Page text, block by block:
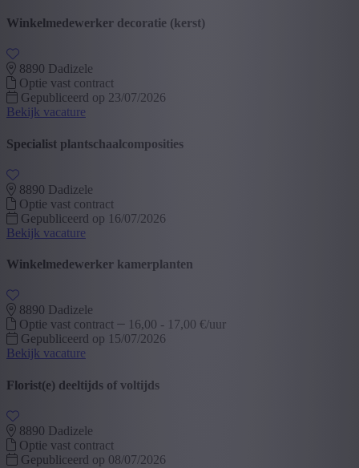
Winkelmedewerker decoratie (kerst)
8890 Dadizele
Optie vast contract
Gepubliceerd op 23/07/2026
Bekijk vacature
Specialist plantschaalcomposities
8890 Dadizele
Optie vast contract
Gepubliceerd op 16/07/2026
Bekijk vacature
Winkelmedewerker kamerplanten
8890 Dadizele
Optie vast contract
16,00 - 17,00 €/uur
Gepubliceerd op 15/07/2026
Bekijk vacature
Florist(e) deeltijds of voltijds
8890 Dadizele
Optie vast contract
Gepubliceerd op 08/07/2026